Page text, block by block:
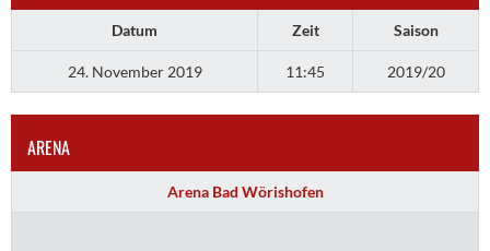
Datum Zeit Saison
24. November 2019 11:45 2019/20
ARENA
Arena Bad Wörishofen